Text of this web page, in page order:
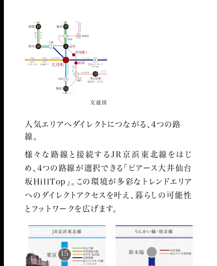
交通図
人気エリアへダイレクトにつながる、4つの路
線。
様々な路線と接続するJR京浜東北線をはじ
め、4つの路線が選択できる「ピアース大井仙台
坂HillTop」。 この環境が多彩なトレンドエリア
へのダイレクトアクセスを叶え、暮らしの可能性
とフットワークを広げます。